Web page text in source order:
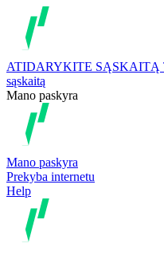
ATIDARYKITE SĄSKAITĄ
sąskaitą
Mano paskyra
Mano paskyra
Prekyba internetu
Help